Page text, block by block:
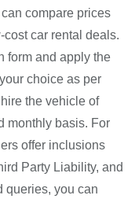
compare prices
car rental deals.
form and apply the
choice as per
the vehicle of
monthly basis. For
offer inclusions
Party Liability, and
queries, you can